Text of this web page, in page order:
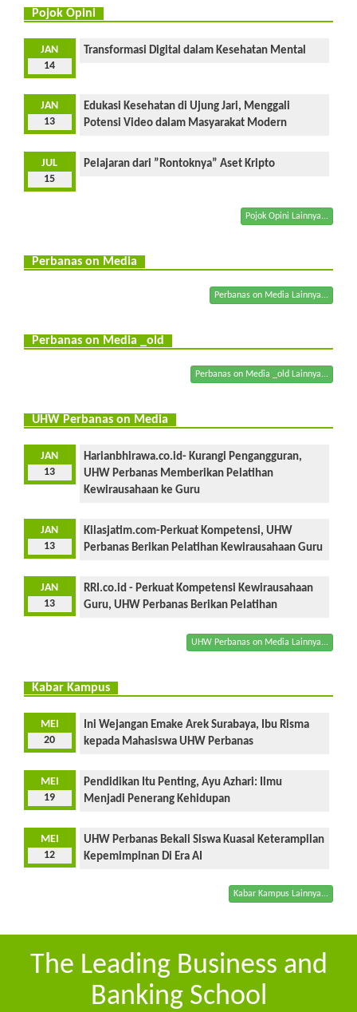
Pojok Opini
JAN
14
Transformasi Digital dalam Kesehatan Mental
JAN
13
Edukasi Kesehatan di Ujung Jari, Menggali
Potensi Video dalam Masyarakat Modern
JUL
15
Pelajaran dari ”Rontoknya” Aset Kripto
Pojok Opini Lainnya...
Perbanas on Media
Perbanas on Media Lainnya...
Perbanas on Media _old
Perbanas on Media _old Lainnya...
UHW Perbanas on Media
JAN
13
Harianbhirawa.co.id- Kurangi Pengangguran,
UHW Perbanas Memberikan Pelatihan
Kewirausahaan ke Guru
JAN
13
Kilasjatim.com-Perkuat Kompetensi, UHW
Perbanas Berikan Pelatihan Kewirausahaan Guru
JAN
13
RRI.co.id - Perkuat Kompetensi Kewirausahaan
Guru, UHW Perbanas Berikan Pelatihan
UHW Perbanas on Media Lainnya...
Kabar Kampus
MEI
20
Ini Wejangan Emake Arek Surabaya, Ibu Risma
kepada Mahasiswa UHW Perbanas
MEI
19
Pendidikan Itu Penting, Ayu Azhari: Ilmu
Menjadi Penerang Kehidupan
MEI
12
UHW Perbanas Bekali Siswa Kuasai Keterampilan
Kepemimpinan Di Era AI
Kabar Kampus Lainnya...
The Leading Business and
Banking School